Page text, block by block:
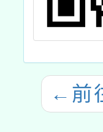
← 前